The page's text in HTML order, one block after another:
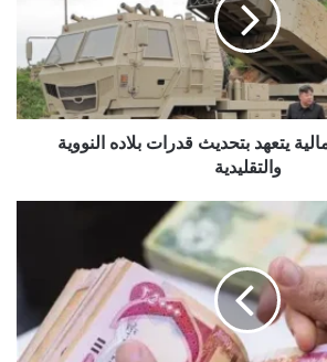
يتعهد بتحديث قدرات بلاده النووية
والتقليدية